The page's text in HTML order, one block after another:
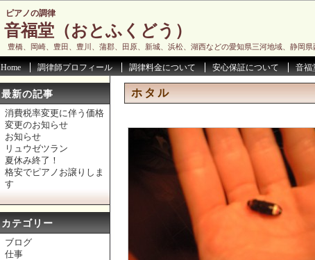
ピアノの調律
音福堂（おとふくどう）
豊橋、岡崎、豊田、豊川、蒲郡、田原、新城、浜松、湖西などの愛知県三河地域、静岡
Home 調律師プロフィール 調律料金について 安心保証について 音福
ホタル
最新の記事
消費税率変更に伴う価格
変更のお知らせ
お知らせ
リュウゼツラン
夏休み終了！
格安でピアノお譲りしま
す
カテゴリー
ブログ
仕事